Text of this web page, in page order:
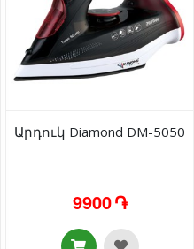
Արդուկ Diamond DM-5050
9900 ֏